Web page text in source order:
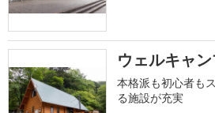
ウェルキャ
本格派も初心者も
る施設が充実